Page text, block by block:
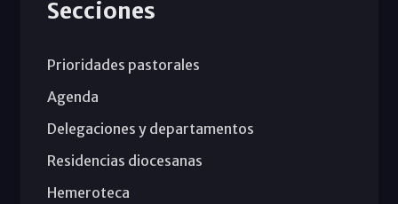
Secciones
Prioridades pastorales
Agenda
Delegaciones y departamentos
Residencias diocesanas
Hemeroteca